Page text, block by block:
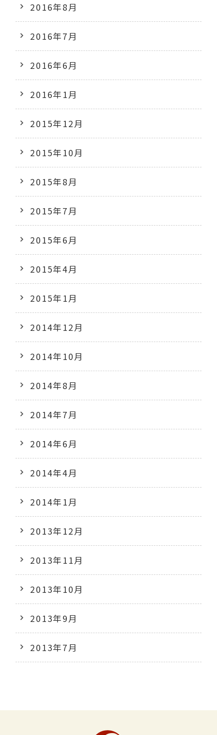
2016年8月
2016年7月
2016年6月
2016年1月
2015年12月
2015年10月
2015年8月
2015年7月
2015年6月
2015年4月
2015年1月
2014年12月
2014年10月
2014年8月
2014年7月
2014年6月
2014年4月
2014年1月
2013年12月
2013年11月
2013年10月
2013年9月
2013年7月